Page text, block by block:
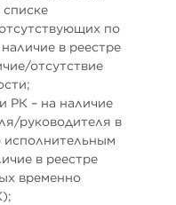
по
в реестре
отсутствие
РК – на наличие
руководителя в
исполнительным
в реестре
временно